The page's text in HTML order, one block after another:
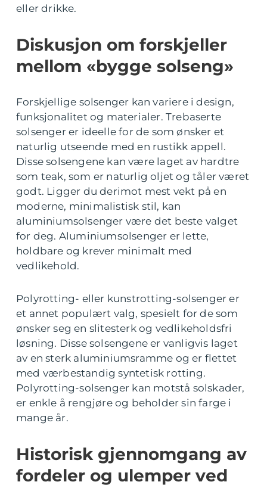
eller drikke.
Diskusjon om forskjeller
mellom «bygge solseng»
Forskjellige solsenger kan variere i design,
funksjonalitet og materialer. Trebaserte
solsenger er ideelle for de som ønsker et
naturlig utseende med en rustikk appell.
Disse solsengene kan være laget av hardtre
som teak, som er naturlig oljet og tåler været
godt. Ligger du derimot mest vekt på en
moderne, minimalistisk stil, kan
aluminiumsolsenger være det beste valget
for deg. Aluminiumsolsenger er lette,
holdbare og krever minimalt med
vedlikehold.
Polyrotting- eller kunstrotting-solsenger er
et annet populært valg, spesielt for de som
ønsker seg en slitesterk og vedlikeholdsfri
løsning. Disse solsengene er vanligvis laget
av en sterk aluminiumsramme og er flettet
med værbestandig syntetisk rotting.
Polyrotting-solsenger kan motstå solskader,
er enkle å rengjøre og beholder sin farge i
mange år.
Historisk gjennomgang av
fordeler og ulemper ved